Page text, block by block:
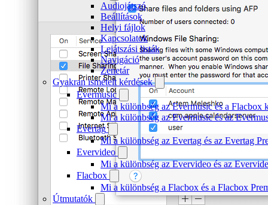
Audiojátszó
Beállítások
Helyi fájlok
Kapcsolatok
Lejátszási listák
Navigáció
Zenetár
Gyakran ismételt kérdések
Evermusic
Mi a különbség az Evermusic és a Flacbox
Mi a különbség az Evermusic és az
Evertag
Mi a különbség az Evertag és az Evertag
Evervideo
Mi a különbség az Evervideo és az
Flacbox
Mi a különbség a Flacbox és a Flacbox
Útmutatók